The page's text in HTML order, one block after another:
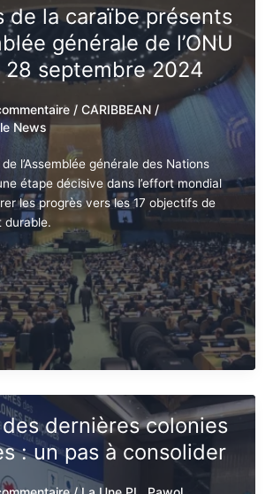
de la caraïbe
l’assemblée
l’ONU du 22 au 28
2024
/ CARIBBEAN
News
l’Assemblée générale des Nations
étape décisive dans l’effort mondial
les progrès vers les 17 objectifs de
durable.
dernières
: un pas à